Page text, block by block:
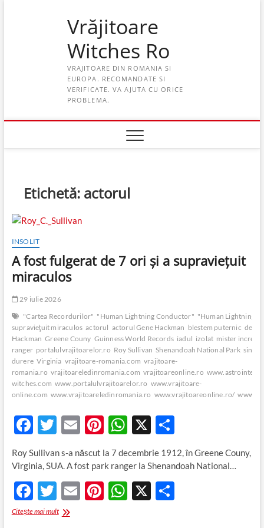
Vrăjitoare
Witches Ro
VRAJITOARE DIN ROMANIA SI
EUROPA. RECOMANDATE SI
VERIFICATE. VA AJUTA CU ORICE
PROBLEMA.
Etichetă: actorul
INSOLIT
A fost fulgerat de 7 ori şi a supravieţuit
miraculos
29 iulie 2026
"Cartea Recordurilor" "Human Lightning Conductor" "Human Lightning
supravieţuit miraculos actorul actorul Gene Hackman blestem puternic
Hackman Greene Couny Guinness World Records iadul izolat mister
ranger portalulvrajitoarelor.ro Roy Sullivan Shenandoah National Park singur
durere Virginia vrajitoare-romania.com vrajitoare-
romania.ro vrajitoareledinromania.com vrajitoareonline.ro
witches.com www.portalulvrajitoarelor.ro www.vrajitoare-
online.com www.vrajitoareledinromania.ro www.vrajitoareonline.ro/
F
ac
e
b
o
o
T
itt
er
E
m
ail
Pi
nt
er
es
t
W
at
s
A
X P
ar
ta
je
az
Roy Sullivan s-a născut la 7 decembrie 1912, în Greene Couny,
Virginia, SUA. A fost park ranger la Shenandoah National…
F
ac
T
w
E Pi WX P
Citește mai multA